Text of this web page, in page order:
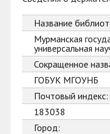
Название
Мурманская
универсальная
Сокращенное
ГОБУК МГОУНБ
Почтовый индекс:
183038
Город: